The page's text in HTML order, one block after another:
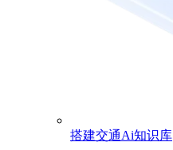
搭建交通Ai知识库